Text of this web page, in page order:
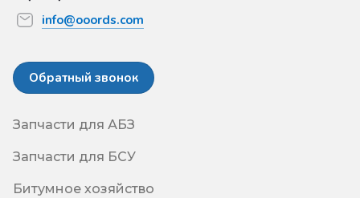
info@ooords.com
Обратный звонок
Запчасти для АБЗ
Запчасти для БСУ
Битумное хозяйство